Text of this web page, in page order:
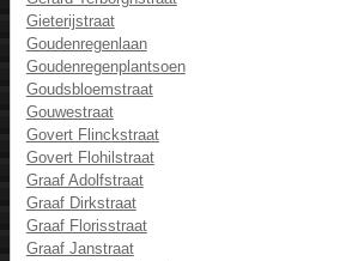
Gieterijstraat
Goudenregenlaan
Goudenregenplantsoen
Goudsbloemstraat
Gouwestraat
Govert Flinckstraat
Govert Flohilstraat
Graaf Adolfstraat
Graaf Dirkstraat
Graaf Florisstraat
Graaf Janstraat